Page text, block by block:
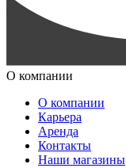
О компании
О компании
Карьера
Аренда
Контакты
Наши магазины